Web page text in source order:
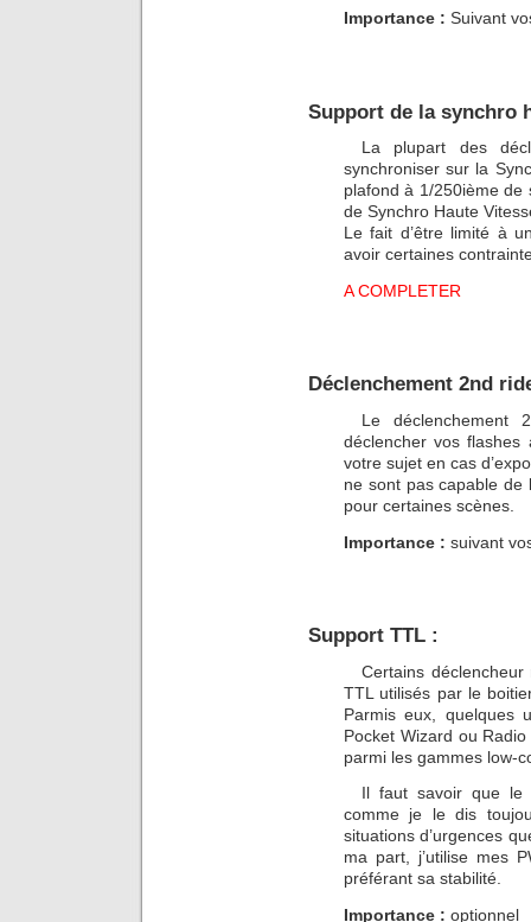
Importance : Suivant
Support de la synchro
La plupart des
synchroniser sur la
plafond à 1/250ième de
de Synchro Haute
Le fait d’être limité à
avoir certaines
A COMPLETER
Déclenchement 2nd
Le déclenchement
déclencher vos flashes
votre sujet en cas
ne sont pas capable
pour certaines scènes.
Importance : suivant
Support TTL :
Certains
TTL utilisés par le
Parmis eux, quelques
Pocket Wizard ou
parmi les gammes low-
Il faut savoir que le
comme je le dis
situations d’urgences
ma part, j’utilise mes
préférant sa stabilité.
Importance : optionnel